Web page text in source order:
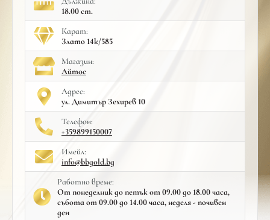
18.00 cm.
Карат:
Злато 14к/585
Mагазин:
Айтос
Адрес:
ул. Димитър Зехирев 10
Телефон:
+359899150007
Имейл:
info@bbgold.bg
Работно време:
От понеделник до петък от 09.00 до 18.00 часа,
събота от 09.00 до 14.00 часа, неделя - почивен
ден